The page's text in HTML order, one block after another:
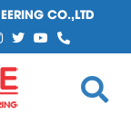
CO.,LTD